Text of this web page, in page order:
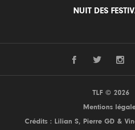
NUIT DES
TLF © 2026
Mentions
Crédits : Lilian S, Pierre GD &